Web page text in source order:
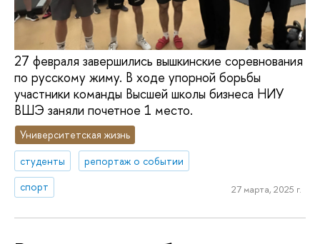
27 февраля завершились вышкинские соревнования
по русскому жиму. В ходе упорной борьбы
участники команды Высшей школы бизнеса НИУ
ВШЭ заняли почетное 1 место.
Университетская жизнь
студенты
репортаж о событии
спорт
27 марта, 2025 г.